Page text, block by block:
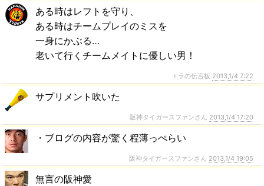
ある時はレフトを守り、
ある時はチームプレイのミスを
一身にかぶる…
老いて行くチームメイトに優しい男！
トラの伝言板 2013,1/4 7:22
サプリメント吹いた
阪神タイガースファンさん 2013,1/4 17:20
・ブログの内容が驚く程薄っぺらい
阪神タイガースファンさん 2013,1/4 19:05
無言の阪神愛